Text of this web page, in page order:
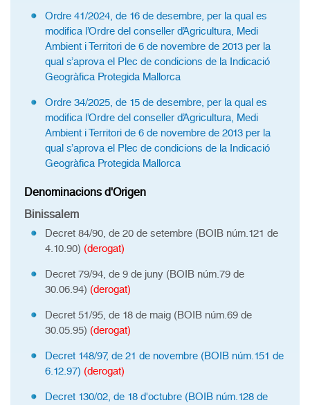
Ordre 41/2024, de 16 de desembre, per la qual es
modifica l’Ordre del conseller d’Agricultura, Medi
Ambient i Territori de 6 de novembre de 2013 per la
qual s’aprova el Plec de condicions de la Indicació
Geogràfica Protegida Mallorca
Ordre 34/2025, de 15 de desembre, per la qual es
modifica l’Ordre del conseller d’Agricultura, Medi
Ambient i Territori de 6 de novembre de 2013 per la
qual s’aprova el Plec de condicions de la Indicació
Geogràfica Protegida Mallorca
Denominacions d'Origen
Binissalem
Decret 84/90, de 20 de setembre (BOIB núm.121 de
4.10.90) (derogat)
Decret 79/94, de 9 de juny (BOIB núm.79 de
30.06.94) (derogat)
Decret 51/95, de 18 de maig (BOIB núm.69 de
30.05.95) (derogat)
Decret 148/97, de 21 de novembre (BOIB núm.151 de
6.12.97) (derogat)
Decret 130/02, de 18 d'octubre (BOIB núm.128 de